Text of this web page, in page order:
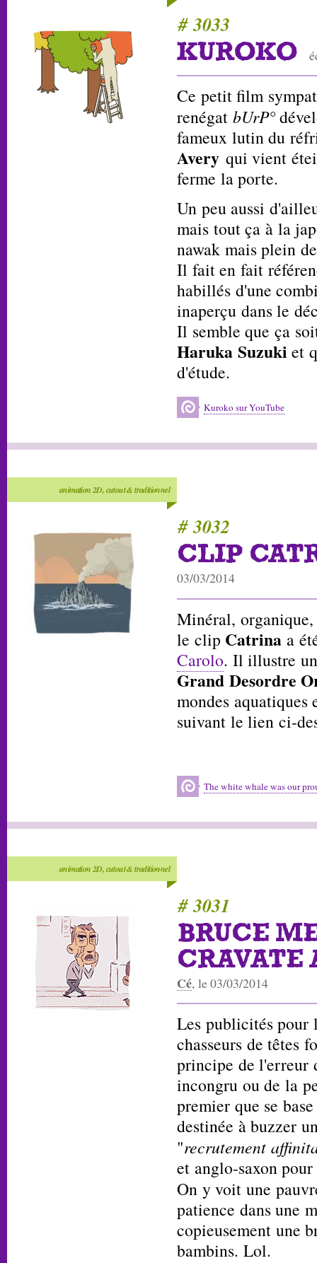
# 3033
KUROKO
Ce petit film
renégat bUrP°
fameux lutin du
Avery qui vient
ferme la porte.
Un peu aussi
mais tout ça à la
nawak mais plein
Il fait en fait
habillés d'une
inaperçu dans le
Il semble que ça
Haruka Suzuki et
d'étude.
Kuroko sur YouTube
animation 2D, cutout & traditionnel
# 3032
CLIP
03/03/2014
Minéral, organique,
le clip Catrina a
Carolo. Il illustre
Grand Desordre
mondes
suivant le lien ci-
The white whale was our
animation 2D, cutout & traditionnel
# 3031
BRUCE
CRAVATE
Cé, le 03/03/2014
Les publicités pour
chasseurs de têtes
principe de l'erreur
incongru ou de la
premier que se
destinée à buzzer
"recrutement
et anglo-saxon
On y voit une
patience dans une
copieusement une
bambins. Lol.